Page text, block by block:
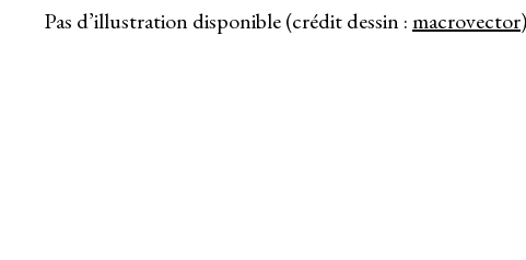
Pas d’illustration disponible (crédit dessin :macrovector)